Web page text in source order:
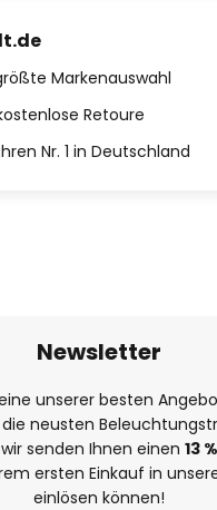
Markenauswahl
Retoure
Nr. 1 in Deutschland
Newsletter
unserer besten
neusten
senden Ihnen einen 13 %
ersten Einkauf in
einlösen können!